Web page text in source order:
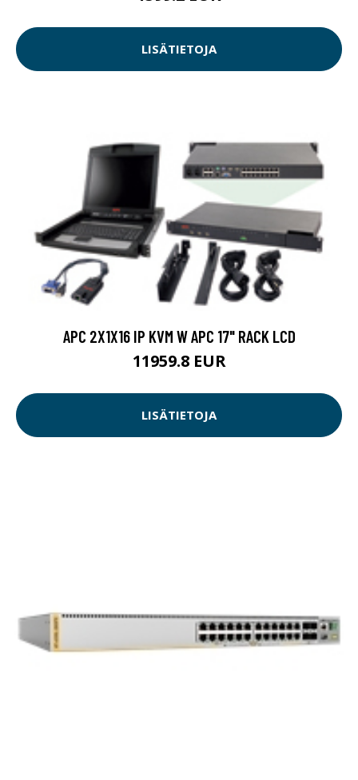
LISÄTIETOJA
APC 2X1X16 IP KVM W APC 17" RACK LCD
11959.8 EUR
LISÄTIETOJA